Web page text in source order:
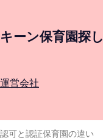
キーン保育園探し
運営会社